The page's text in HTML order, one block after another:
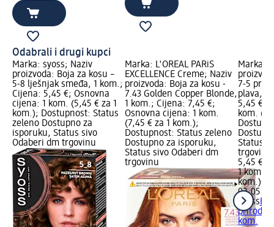
Odabrali i drugi kupci
Marka: syoss; Naziv
proizvoda: Boja za kosu –
5-8 lješnjak smeđa, 1 kom.;
Cijena: 5,45 €; Osnovna
cijena: 1 kom. (5,45 € za 1
kom.); Dostupnost: Status
zeleno Dostupno za
isporuku, Status sivo
Odaberi dm trgovinu
Marka: L'ORÉAL PARiS
EXCELLENCE Creme; Naziv
proizvoda: Boja za kosu -
7.43 Golden Copper Blonde,
1 kom.; Cijena: 7,45 €;
Osnovna cijena: 1 kom.
(7,45 € za 1 kom.);
Dostupnost: Status zeleno
Dostupno za isporuku,
Status sivo Odaberi dm
trgovinu
Marka:
7-5
plava, 1
5,45 €;
kom.
Status
trgovinu
5,45 €
1 kom.
kom.)
syoss
prirodna
kom.